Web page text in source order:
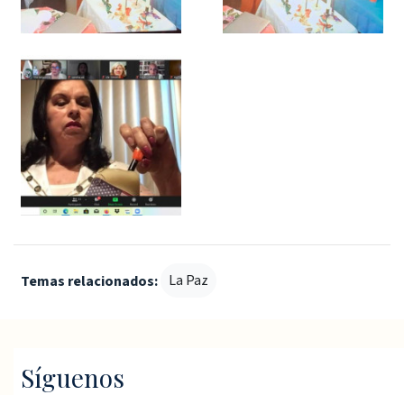
Temas relacionados: La Paz
Síguenos